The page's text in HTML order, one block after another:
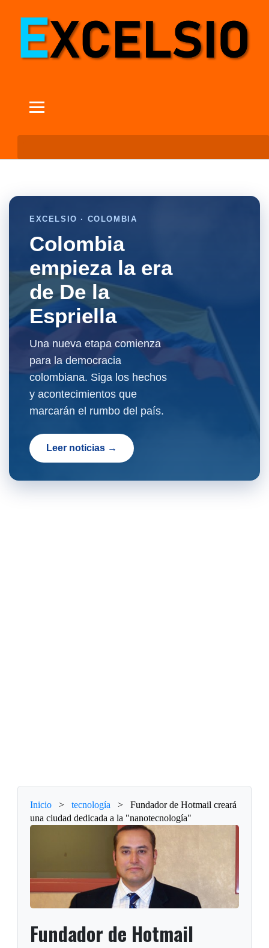
EXCELSIO · COLOMBIA
Colombia
empieza la era
de De la
Espriella
Una nueva etapa comienza
para la democracia
colombiana. Siga los hechos
y acontecimientos que
marcarán el rumbo del país.
Leer noticias →
Inicio > tecnología >
Fundador de Hotmail creará
una ciudad dedicada a la "nanotecnología"
Fundador de Hotmail